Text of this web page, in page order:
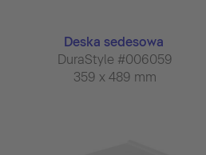
Deska sedesowa
DuraStyle #006059
359 x 489 mm